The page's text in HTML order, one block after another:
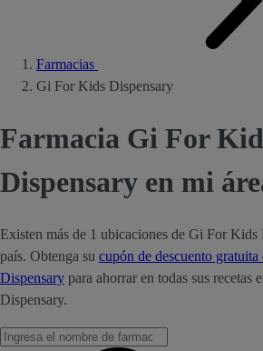
Farmacias
Gi For Kids Dispensary
Farmacia Gi For
Dispensary en mi
Existen más de 1 ubicaciones de Gi For Kids
país. Obtenga su cupón de descuento
Dispensary para ahorrar en todas sus recetas
Dispensary.